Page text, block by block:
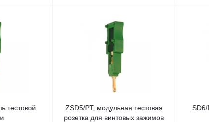
тестовой
ZSD5/PT, модульная тестовая
розетка для винтовых зажимов
SD6/